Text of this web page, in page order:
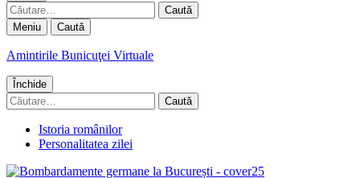
Caută
după:
Meniu Caută
Amintirile Bunicuţei Virtuale
Închide
Caută
după:
Istoria românilor
Personalitatea zilei